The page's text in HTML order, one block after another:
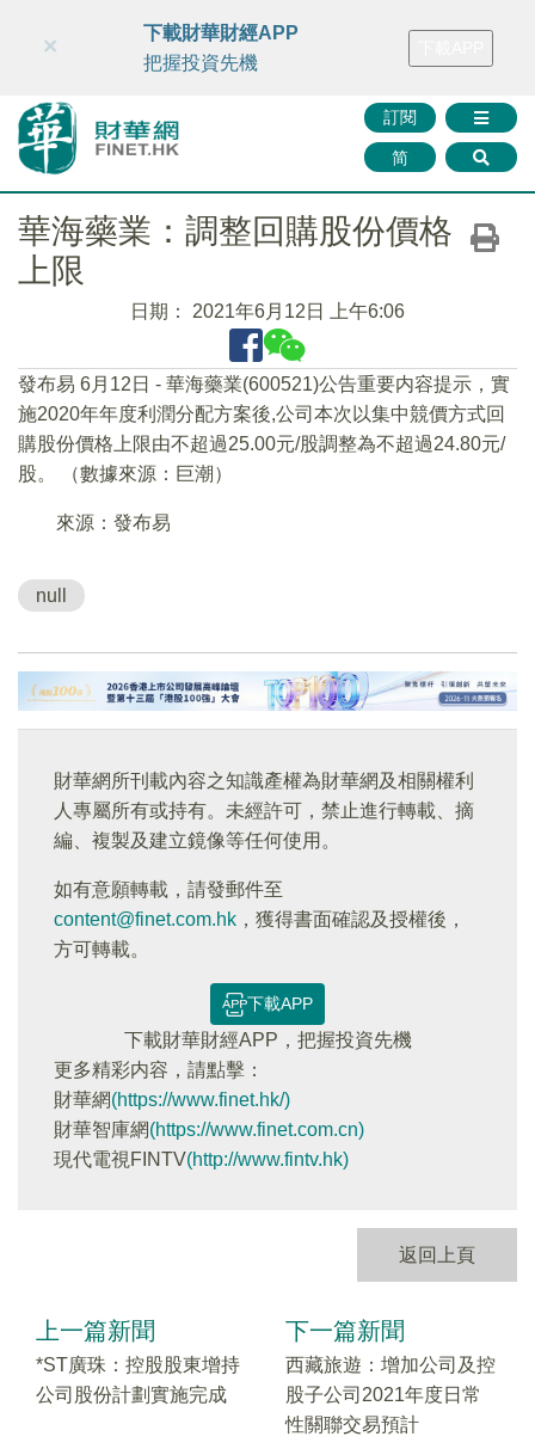
財華智庫網 FINTV FINMETA 財華證券 媒體矩陣
訂閱
简
×
下載財華財經APP
把握投資先機
華海藥業：調整回購股份價格
上限
日期： 2021年6月12日 上午6:06
發布易 6月12日 - 華海藥業(600521)公告重要内容提示，實
施2020年年度利潤分配方案後,公司本次以集中競價方式回
購股份價格上限由不超過25.00元/股調整為不超過24.80元/
股。 （數據來源：巨潮）
來源：發布易
null
財華網所刊載內容之知識產權為財華網及相關權利
人專屬所有或持有。未經許可，禁止進行轉載、摘
編、複製及建立鏡像等任何使用。
如有意願轉載，請發郵件至
content@finet.com.hk ，獲得書面確認及授權後，
方可轉載。
下載APP
下載財華財經APP，把握投資先機
更多精彩内容，請點擊：
財華網(https://www.finet.hk/)
財華智庫網(https://www.finet.com.cn)
現代電視FINTV(http://www.fintv.hk)
返回上頁
上一篇新聞
*ST廣珠：控股股東增持
公司股份計劃實施完成
下一篇新聞
西藏旅遊：增加公司及控
股子公司2021年度日常
性關聯交易預計